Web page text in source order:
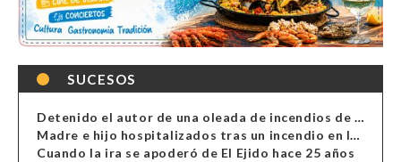
SUCESOS
Detenido el autor de una oleada de incendios de contenedores en Almería
Madre e hijo hospitalizados tras un incendio en la cocina de una vivienda en Almería
Cuando la ira se apoderó de El Ejido hace 25 años